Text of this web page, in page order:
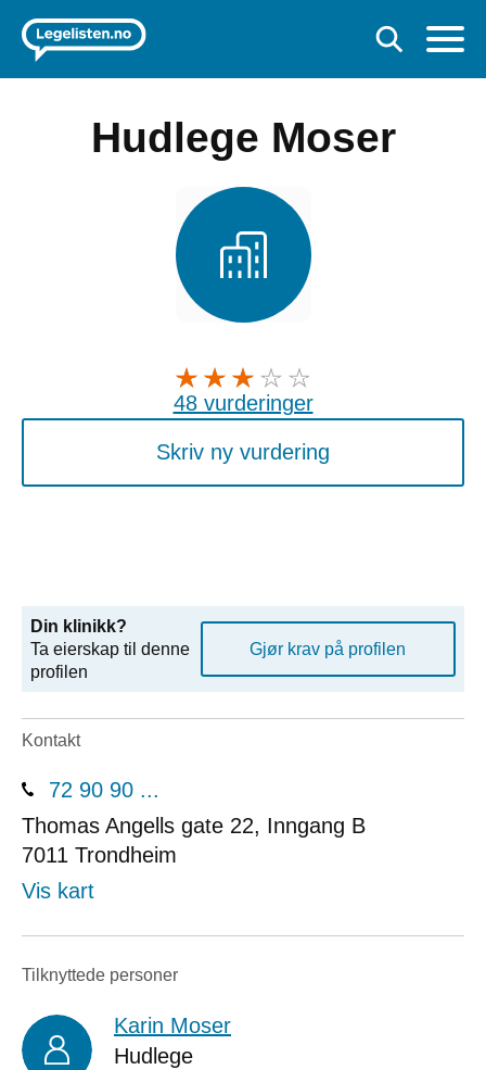
Hudlege Moser
48 vurderinger
Skriv ny vurdering
Din klinikk?
Ta eierskap til denne
profilen
Gjør krav på profilen
Kontakt
72 90 90 ...
Thomas Angells gate 22, Inngang B
7011 Trondheim
Vis kart
Tilknyttede personer
Karin Moser
Hudlege